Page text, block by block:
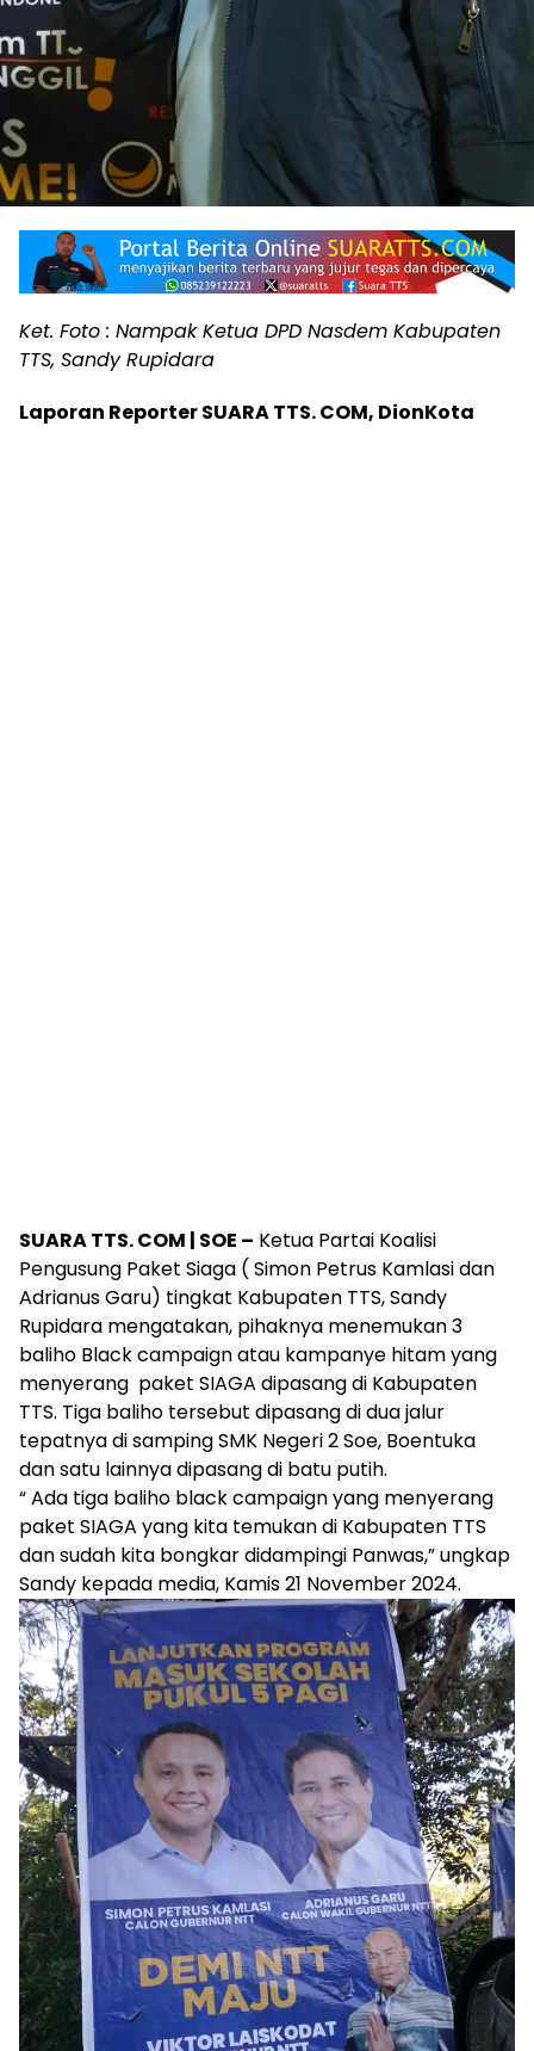
Ket. Foto : Nampak Ketua DPD Nasdem Kabupaten
TTS, Sandy Rupidara
Laporan Reporter SUARA TTS. COM, DionKota
SUARA TTS. COM | SOE – Ketua Partai Koalisi
Pengusung Paket Siaga ( Simon Petrus Kamlasi dan
Adrianus Garu) tingkat Kabupaten TTS, Sandy
Rupidara mengatakan, pihaknya menemukan 3
baliho Black campaign atau kampanye hitam yang
menyerang paket SIAGA dipasang di Kabupaten
TTS. Tiga baliho tersebut dipasang di dua jalur
tepatnya di samping SMK Negeri 2 Soe, Boentuka
dan satu lainnya dipasang di batu putih.
“ Ada tiga baliho black campaign yang menyerang
paket SIAGA yang kita temukan di Kabupaten TTS
dan sudah kita bongkar didampingi Panwas,” ungkap
Sandy kepada media, Kamis 21 November 2024.